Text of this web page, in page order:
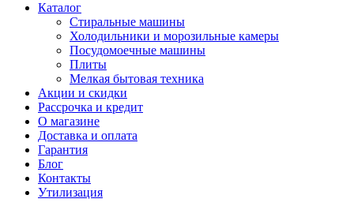
Каталог
Стиральные машины
Холодильники и морозильные камеры
Посудомоечные машины
Плиты
Мелкая бытовая техника
Акции и скидки
Рассрочка и кредит
О магазине
Доставка и оплата
Гарантия
Блог
Контакты
Утилизация